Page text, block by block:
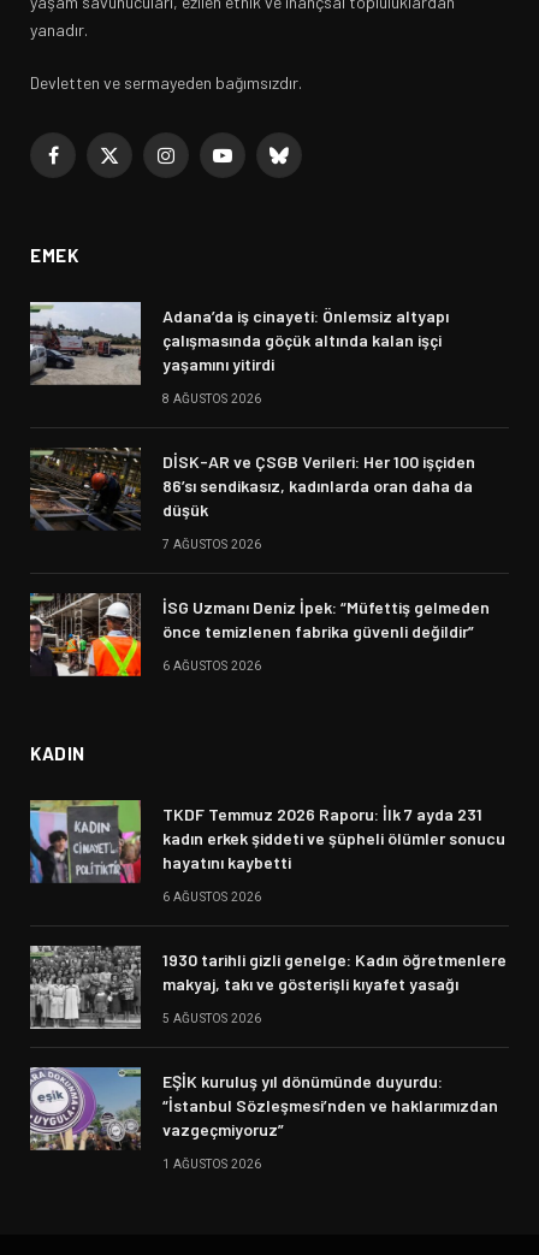
yanadır.
Devletten ve sermayeden bağımsızdır.
Facebook
X
InstagramYouTubeBluesky
EMEK
Adana’da iş cinayeti: Önlemsiz altyapı
çalışmasında göçük altında kalan işçi
yaşamını yitirdi
8 AĞUSTOS 2026
DİSK-AR ve ÇSGB Verileri: Her 100 işçiden
86’sı sendikasız, kadınlarda oran daha da
düşük
7 AĞUSTOS 2026
İSG Uzmanı Deniz İpek: “Müfettiş gelmeden
önce temizlenen fabrika güvenli değildir”
6 AĞUSTOS 2026
KADIN
TKDF Temmuz 2026 Raporu: İlk 7 ayda 231
kadın erkek şiddeti ve şüpheli ölümler sonucu
hayatını kaybetti
6 AĞUSTOS 2026
1930 tarihli gizli genelge: Kadın öğretmenlere
makyaj, takı ve gösterişli kıyafet yasağı
5 AĞUSTOS 2026
EŞİK kuruluş yıl dönümünde duyurdu:
“İstanbul Sözleşmesi’nden ve haklarımızdan
vazgeçmiyoruz”
1 AĞUSTOS 2026